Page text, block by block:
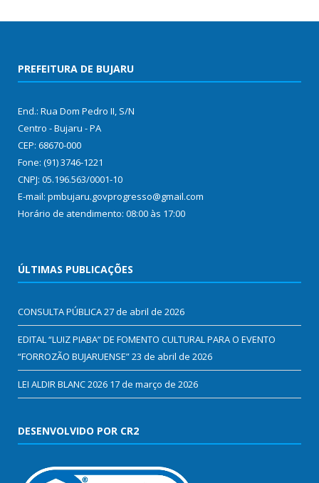
PREFEITURA DE BUJARU
End.: Rua Dom Pedro II, S/N
Centro - Bujaru - PA
CEP: 68670-000
Fone: (91) 3746-1221
CNPJ: 05.196.563/0001-10
E-mail: pmbujaru.govprogresso@gmail.com
Horário de atendimento: 08:00 às 17:00
ÚLTIMAS PUBLICAÇÕES
CONSULTA PÚBLICA27 de abril de 2026
EDITAL “LUIZ PIABA” DE FOMENTO CULTURAL PARA O EVENTO
“FORROZÃO BUJARUENSE”23 de abril de 2026
LEI ALDIR BLANC 2026 17 de março de 2026
DESENVOLVIDO POR CR2